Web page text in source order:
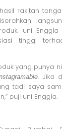
rakitan
uni
tinggi
yang punya
. Jika
tadi saya
puji uni Enggla.